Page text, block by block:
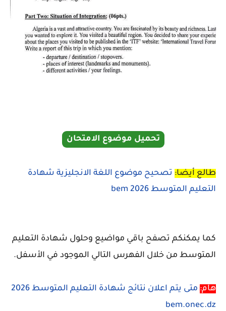
تحميل موضوع الامتحان
طالع أيضا: تصحيح موضوع اللغة الانجليزية شهادة
التعليم المتوسط 2026 bem
كما يمكنكم تصفح باقي مواضيع وحلول شهادة التعليم
المتوسط من خلال الفهرس التالي الموجود في الأسفل.
هام:
متى يتم اعلان نتائج شهادة التعليم المتوسط 2026
bem.onec.dz